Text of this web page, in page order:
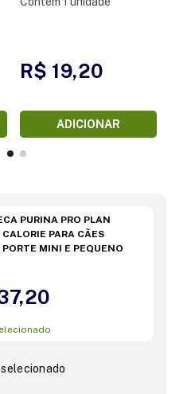
R$ 19,20
ADICIONAR
PURINA PRO PLAN
CALORIE PARA CÃES
MINI E PEQUENO